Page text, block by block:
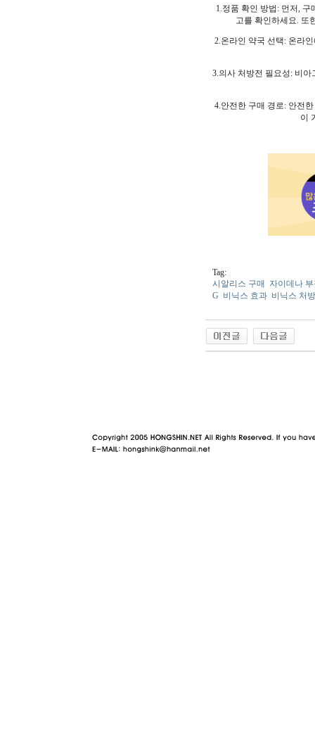
1.정품 확인 방법: 먼저,
고를 확인하세요. 또
2.온라인 약국 선택: 온라
3.의사 처방전 필요성: 비
4.안전한 구매 경로: 안전
이
Tag:
시알리스 구매
자이데나
G 비닉스 효과 비닉스 처방